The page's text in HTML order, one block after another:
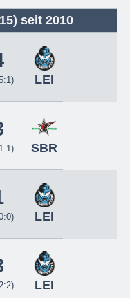
seit 2010
LEI
SBR
LEI
LEI